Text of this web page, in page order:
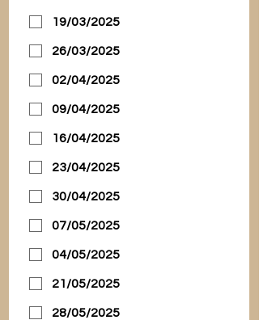
19/03/2025
26/03/2025
02/04/2025
09/04/2025
16/04/2025
23/04/2025
30/04/2025
07/05/2025
04/05/2025
21/05/2025
28/05/2025